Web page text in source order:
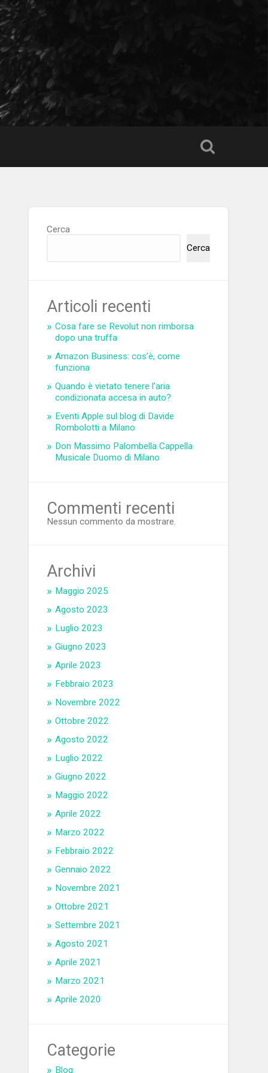
Cerca
Cerca
Articoli recenti
Cosa fare se Revolut non rimborsa
dopo una truffa
Amazon Business: cos’è, come
funziona
Quando è vietato tenere l’aria
condizionata accesa in auto?
Eventi Apple sul blog di Davide
Rombolotti a Milano
Don Massimo Palombella Cappella
Musicale Duomo di Milano
Commenti recenti
Nessun commento da mostrare.
Archivi
Maggio 2025
Agosto 2023
Luglio 2023
Giugno 2023
Aprile 2023
Febbraio 2023
Novembre 2022
Ottobre 2022
Agosto 2022
Luglio 2022
Giugno 2022
Maggio 2022
Aprile 2022
Marzo 2022
Febbraio 2022
Gennaio 2022
Novembre 2021
Ottobre 2021
Settembre 2021
Agosto 2021
Aprile 2021
Marzo 2021
Aprile 2020
Categorie
Blog